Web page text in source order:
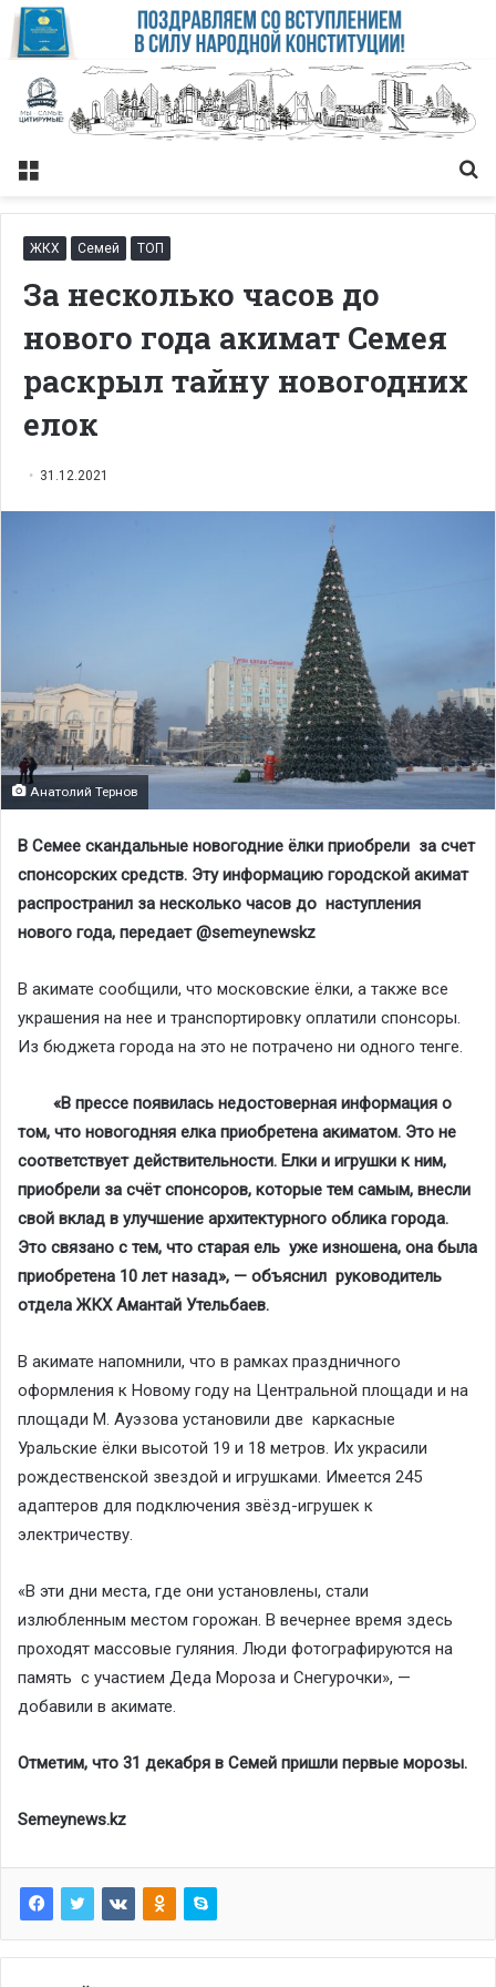
Меню
ЖКХ Семей ТОП
За несколько часов до
нового года акимат Семея
раскрыл тайну новогодних
елок
31.12.2021
Анатолий Тернов
В Семее скандальные новогодние ёлки приобрели за счет
спонсорских средств. Эту информацию городской акимат
распространил за несколько часов до наступления
нового года, передает @semeynewskz
В акимате сообщили, что московские ёлки, а также все
украшения на нее и транспортировку оплатили спонсоры.
Из бюджета города на это не потрачено ни одного тенге.
«В прессе появилась недостоверная информация о
том, что новогодняя елка приобретена акиматом. Это не
соответствует действительности. Елки и игрушки к ним,
приобрели за счёт спонсоров, которые тем самым, внесли
свой вклад в улучшение архитектурного облика города.
Это связано с тем, что старая ель уже изношена, она была
приобретена 10 лет назад», — объяснил руководитель
отдела ЖКХ Амантай Утельбаев.
В акимате напомнили, что в рамках праздничного
оформления к Новому году на Центральной площади и на
площади М. Ауэзова установили две каркасные
Уральские ёлки высотой 19 и 18 метров. Их украсили
рождественской звездой и игрушками. Имеется 245
адаптеров для подключения звёзд-игрушек к
электричеству.
«В эти дни места, где они установлены, стали
излюбленным местом горожан. В вечернее время здесь
проходят массовые гуляния. Люди фотографируются на
память с участием Деда Мороза и Снегурочки», —
добавили в акимате.
Отметим, что 31 декабря в Семей пришли первые морозы.
Semeynews.kz